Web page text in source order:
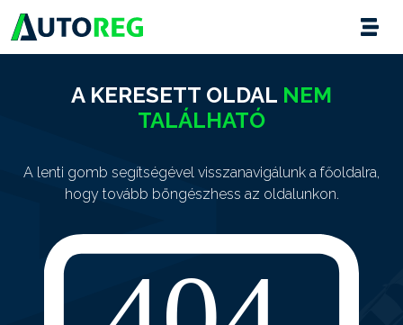
A KERESETT OLDAL NEM
TALÁLHATÓ
A lenti gomb segítségével visszanavigálunk a főoldalra,
hogy tovább böngészhess az oldalunkon.